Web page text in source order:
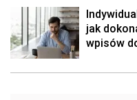
jak
wpisów